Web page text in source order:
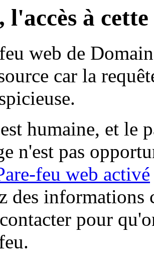
l'accès à
web de
car la
humaine, et le
n'est pas
feu web activé
des informations
pour